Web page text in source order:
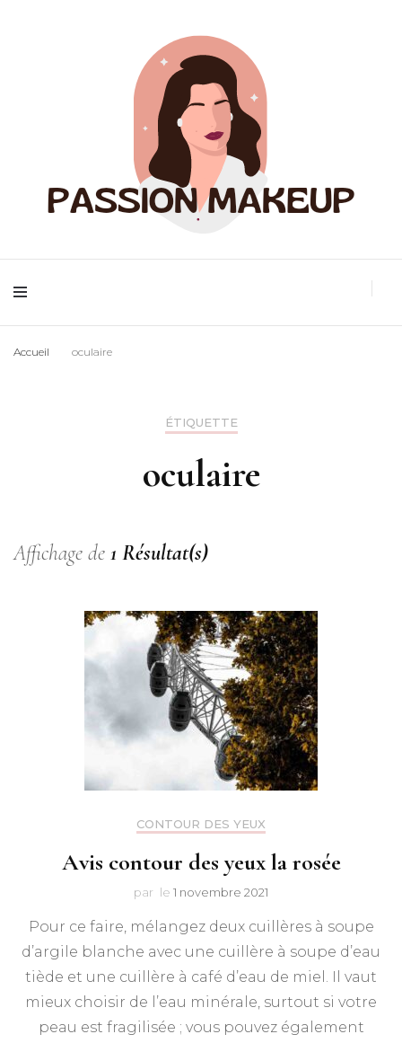
Passion Makeup
Accueil oculaire
ÉTIQUETTE
oculaire
Affichage de 1 Résultat(s)
CONTOUR DES YEUX
Avis contour des yeux la rosée
par le 1 novembre 2021
Pour ce faire, mélangez deux cuillères à soupe
d’argile blanche avec une cuillère à soupe d’eau
tiède et une cuillère à café d’eau de miel. Il vaut
mieux choisir de l’eau minérale, surtout si votre
peau est fragilisée ; vous pouvez également